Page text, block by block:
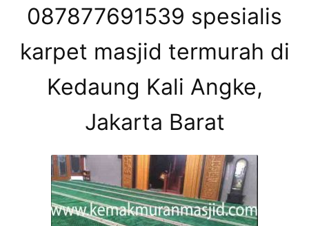
087877691539 spesialis
karpet masjid termurah di
Kedaung Kali Angke,
Jakarta Barat